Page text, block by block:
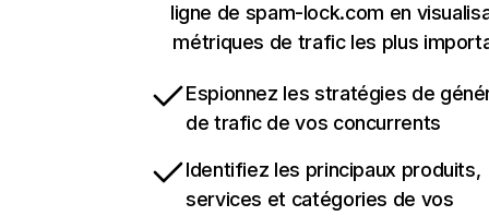
ligne de spam-lock.com en
métriques de trafic les plus
Espionnez les stratégies de
de trafic de vos concurrents
Identifiez les principaux produits,
services et catégories de vos